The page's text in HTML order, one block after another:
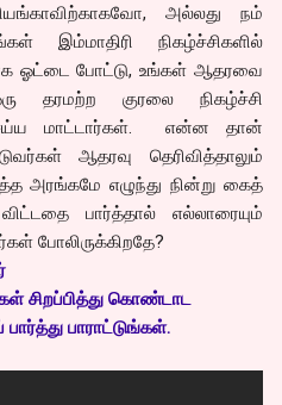
அல்லது நம்
இம்மாதிரி நிகழ்ச்சிகளில்
ஓட்டை போட்டு, உங்கள் ஆதரவை
தரமற்ற குரலை நிகழ்ச்சி
மாட்டார்கள். என்ன தான்
ஆதரவு தெரிவித்தாலும்
அரங்கமே எழுந்து நின்று கைத்
பார்த்தால் எல்லாரையும்
போலிருக்கிறதே?
சிறப்பித்து கொண்டாட
பாராட்டுங்கள்.